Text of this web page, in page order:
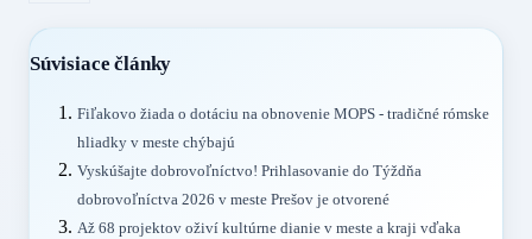
Súvisiace články
Fiľakovo žiada o dotáciu na obnovenie MOPS - tradičné rómske
hliadky v meste chýbajú
Vyskúšajte dobrovoľníctvo! Prihlasovanie do Týždňa
dobrovoľníctva 2026 v meste Prešov je otvorené
Až 68 projektov oživí kultúrne dianie v meste a kraji vďaka